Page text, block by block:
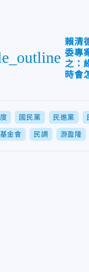
賴清
委專
之：
時會
國民黨 民進黨
金會 民調 游盈隆